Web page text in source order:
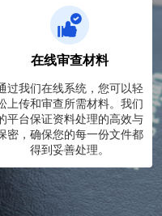
在线审查材料
过我们在线系统，您可以轻
上传和审查所需材料。我们
平台保证资料处理的高效与
密，确保您的每一份文件都
得到妥善处理。